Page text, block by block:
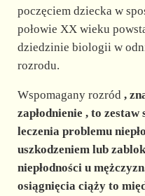
poczęciem dziecka w
połowie XX wieku
dziedzinie biologii w
rozrodu.
Wspomagany rozród ,
zapłodnienie , to zestaw
leczenia problemu
uszkodzeniem lub
niepłodności u
osiągnięcia ciąży to